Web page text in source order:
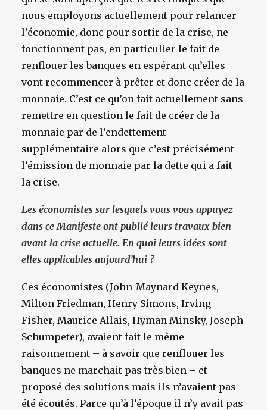
nous employons actuellement pour relancer
l’économie, donc pour sortir de la crise, ne
fonctionnent pas, en particulier le fait de
renflouer les banques en espérant qu’elles
vont recommencer à prêter et donc créer de la
monnaie. C’est ce qu’on fait actuellement sans
remettre en question le fait de créer de la
monnaie par de l’endettement
supplémentaire alors que c’est précisément
l’émission de monnaie par la dette qui a fait
la crise.
Les économistes sur lesquels vous vous appuyez
dans ce Manifeste ont publié leurs travaux bien
avant la crise actuelle. En quoi leurs idées sont-
elles applicables aujourd’hui ?
Ces économistes (John-Maynard Keynes,
Milton Friedman, Henry Simons, Irving
Fisher, Maurice Allais, Hyman Minsky, Joseph
Schumpeter), avaient fait le même
raisonnement – à savoir que renflouer les
banques ne marchait pas très bien – et
proposé des solutions mais ils n’avaient pas
été écoutés. Parce qu’à l’époque il n’y avait pas